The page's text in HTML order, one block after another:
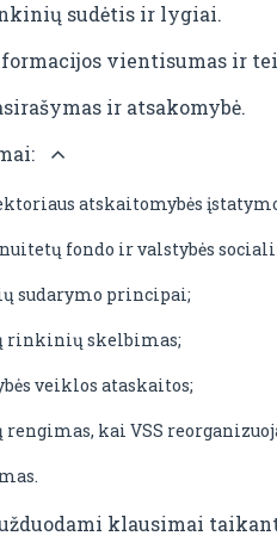
sudėtis ir lygiai.
vientisumas ir
ir atsakomybė.
atskaitomybės
fondo ir valstybės
sudarymo principai;
rinkinių skelbimas;
veiklos ataskaitos;
rengimas, kai VSS
klausimai